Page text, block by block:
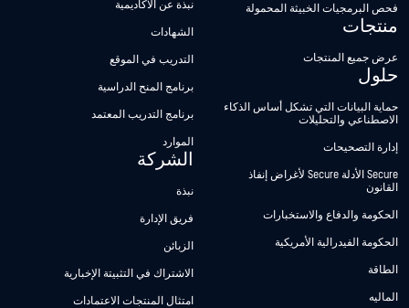
فحص البرمجيات الخبيثة المحمولة
منتجات
عرض جميع المنتجات
حلول
حماية البيانات التي تشكل أساس الذكاء
الاصطناعي والتحليلات
إدارة التصحيحات
Secure الأدلة Secure لأغراض إنفاذ
القانون
الحكومة والدفاع والاستخبارات
الحكومة الفيدرالية الأمريكية
الطاقة
الماليه
نبذة عن الأكاديمية
الشهادات
التدريب في الموقع
برنامج المنح الدراسية
برنامج التدريب المعتمد
الموارد
الشركة
نبذة
فريق الإدارة
الزبائن
الاشتراك في التثبيتة الإخبارية
امتثال المنتجات الاعتمادات